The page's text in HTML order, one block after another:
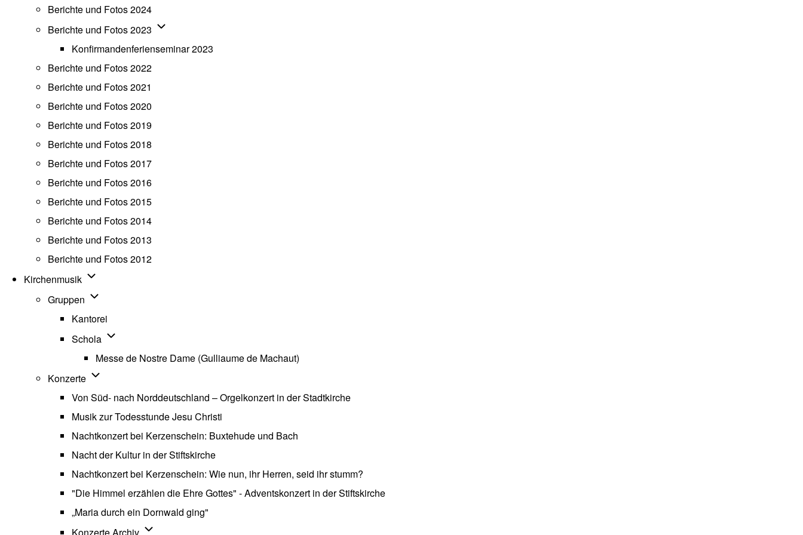
Berichte und Fotos 2024
Berichte und Fotos 2023 Unternavigation von Berichte und Fotos 2023
Konfirmandenferienseminar 2023
Berichte und Fotos 2022
Berichte und Fotos 2021
Berichte und Fotos 2020
Berichte und Fotos 2019
Berichte und Fotos 2018
Berichte und Fotos 2017
Berichte und Fotos 2016
Berichte und Fotos 2015
Berichte und Fotos 2014
Berichte und Fotos 2013
Berichte und Fotos 2012
Kirchenmusik Unternavigation von Kirchenmusik
Gruppen Unternavigation von Gruppen
Kantorei
Schola Unternavigation von Schola
Messe de Nostre Dame (Gulliaume de Machaut)
Konzerte Unternavigation von Konzerte
Von Süd- nach Norddeutschland – Orgelkonzert in der Stadtkirche
Musik zur Todesstunde Jesu Christi
Nachtkonzert bei Kerzenschein: Buxtehude und Bach
Nacht der Kultur in der Stiftskirche
Nachtkonzert bei Kerzenschein: Wie nun, ihr Herren, seid ihr stumm?
"Die Himmel erzählen die Ehre Gottes" - Adventskonzert in der Stiftskirche
„Maria durch ein Dornwald ging"
Unternavigation von Konzerte Archiv